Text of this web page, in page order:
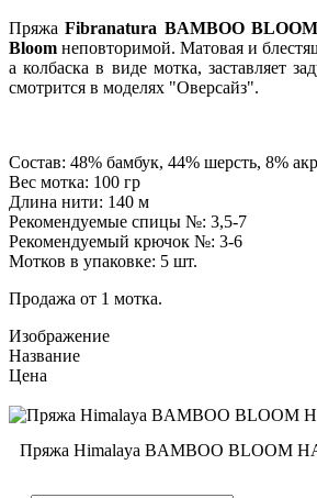
ПряжаFibranatura BAMBOO
Bloom неповторимой. Матовая и
а колбаска в виде мотка, заставляет
смотрится в моделях "Оверсайз".
Состав: 48% бамбук, 44% шерсть, 8%
Вес мотка: 100 гр
Длина нити: 140 м
Рекомендуемые спицы №: 3,5-7
Рекомендуемый крючок №: 3-6
Мотков в упаковке: 5 шт.
Продажа от 1 мотка.
Изображение
Название
Цена
Пряжа Himalaya BAMBOO BLOOM